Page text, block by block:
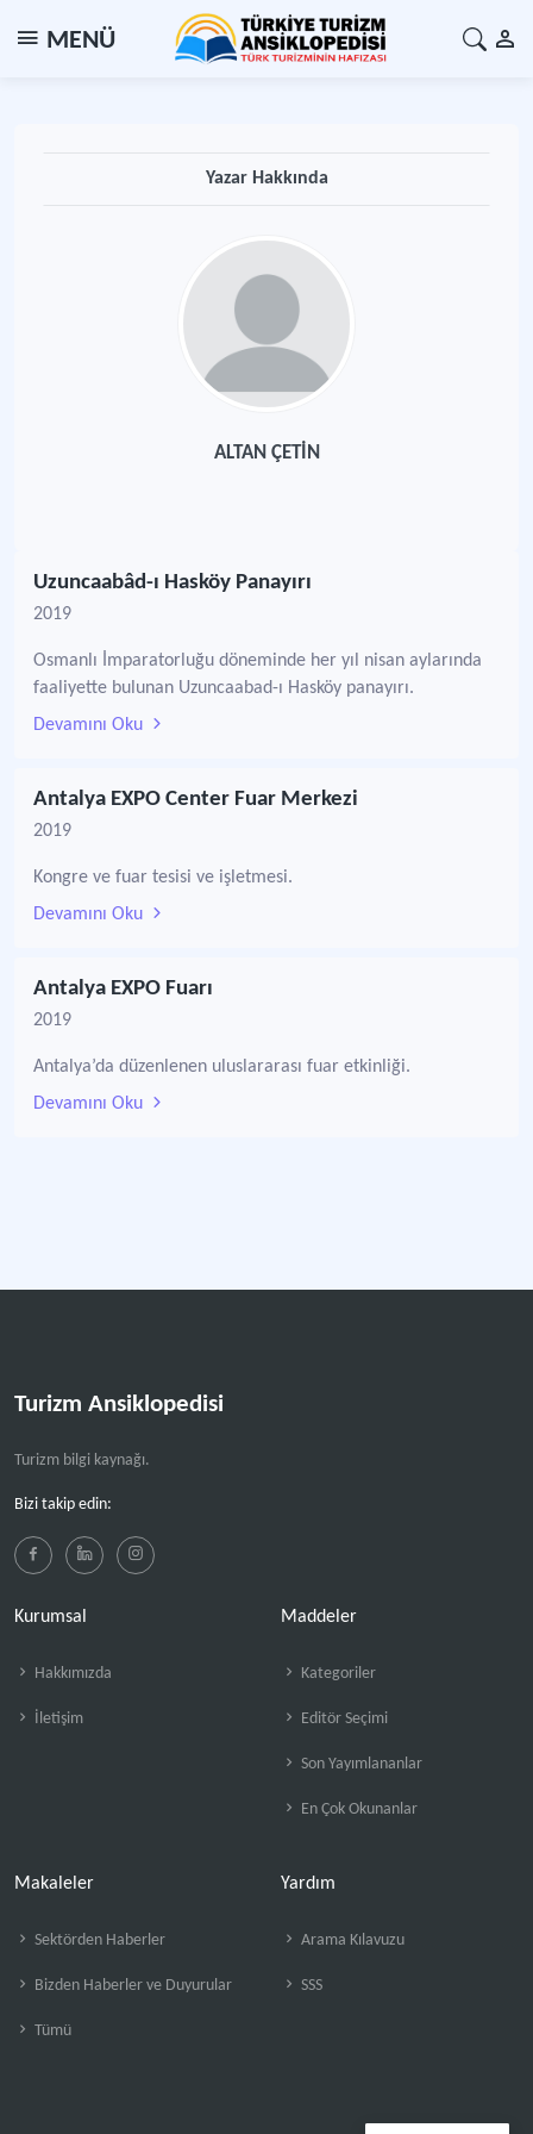
MENÜ
Yazar Hakkında
ALTAN ÇETİN
Uzuncaabâd-ı Hasköy Panayırı
2019
Osmanlı İmparatorluğu döneminde her yıl nisan aylarında
faaliyette bulunan Uzuncaabad-ı Hasköy panayırı.
Devamını Oku
Antalya EXPO Center Fuar Merkezi
2019
Kongre ve fuar tesisi ve işletmesi.
Devamını Oku
Antalya EXPO Fuarı
2019
Antalya’da düzenlenen uluslararası fuar etkinliği.
Devamını Oku
Turizm Ansiklopedisi
Turizm bilgi kaynağı.
Bizi takip edin:
Kurumsal
Hakkımızda
İletişim
Maddeler
Kategoriler
Editör Seçimi
Son Yayımlananlar
En Çok Okunanlar
Makaleler
Sektörden Haberler
Bizden Haberler ve Duyurular
Tümü
Yardım
Arama Kılavuzu
SSS